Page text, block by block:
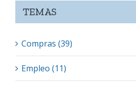
TEMAS
Compras (39)
Empleo (11)